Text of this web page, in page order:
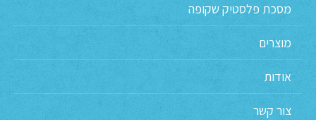
מסכת פלסטיק שקופה
מוצרים
אודות
צור קשר